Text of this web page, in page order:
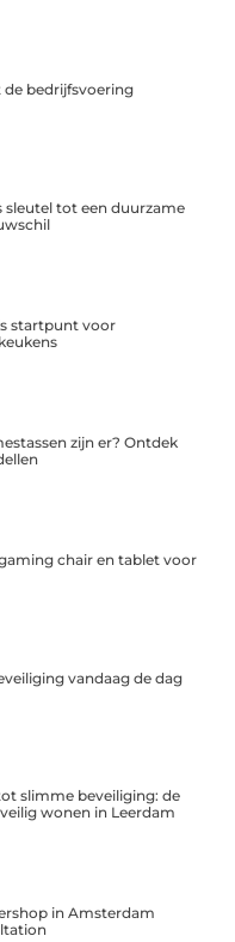
de bedrijfsvoering
sleutel tot een duurzame
startpunt voor
zijn er? Ontdek
chair en tablet voor
vandaag de dag
slimme beveiliging: de
wonen in Leerdam
in Amsterdam